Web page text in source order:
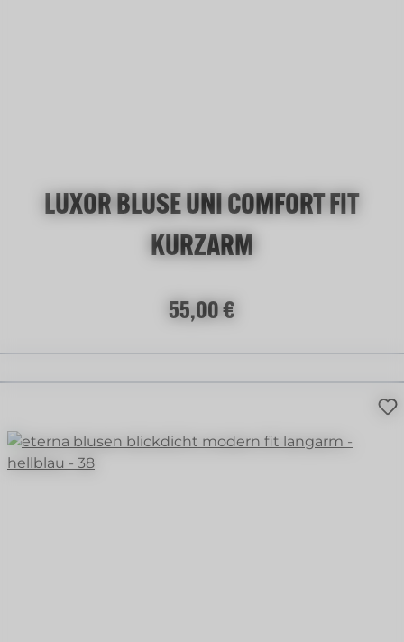
LUXOR BLUSE UNI COMFORT FIT
KURZARM
Regulärer Preis:
55,00 €